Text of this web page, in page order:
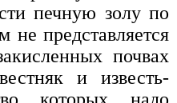
печную золу по
не представляется
почвах
и известь-